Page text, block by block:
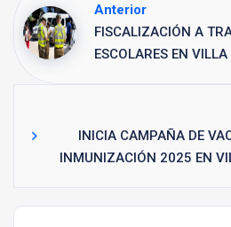
Anterior
FISCALIZACIÓN A
ESCOLARES EN VILLA
INICIA CAMPAÑA DE
INMUNIZACIÓN 2025 EN